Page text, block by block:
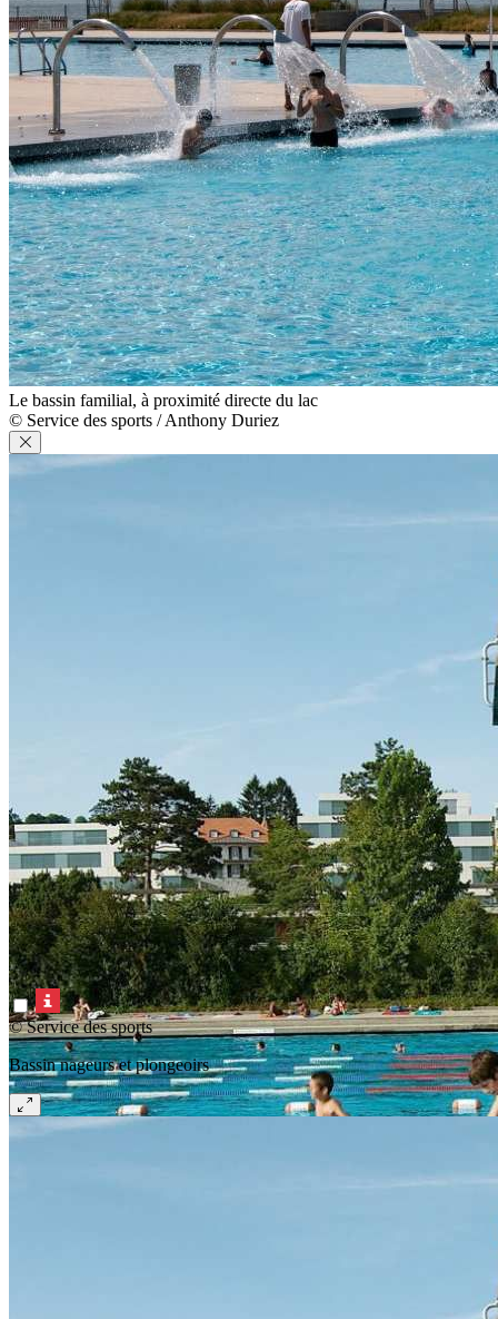
Le bassin familial, à proximité directe du lac
© Service des sports / Anthony Duriez
© Service des sports
Bassin nageurs et plongeoirs